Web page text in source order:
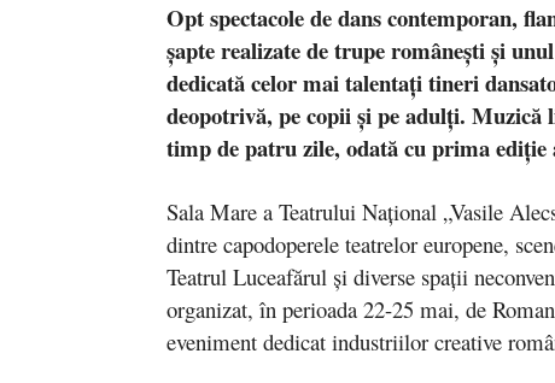
Opt spectacole de dans contemporan,
șapte realizate de trupe românești și
dedicată celor mai talentați tineri
deopotrivă, pe copii și pe adulți. Muzică
timp de patru zile, odată cu prima ediție
Sala Mare a Teatrului Național „Vasile
dintre capodoperele teatrelor europene,
Teatrul Luceafărul și diverse spații
organizat, în perioada 22-25 mai, de
eveniment dedicat industriilor creative